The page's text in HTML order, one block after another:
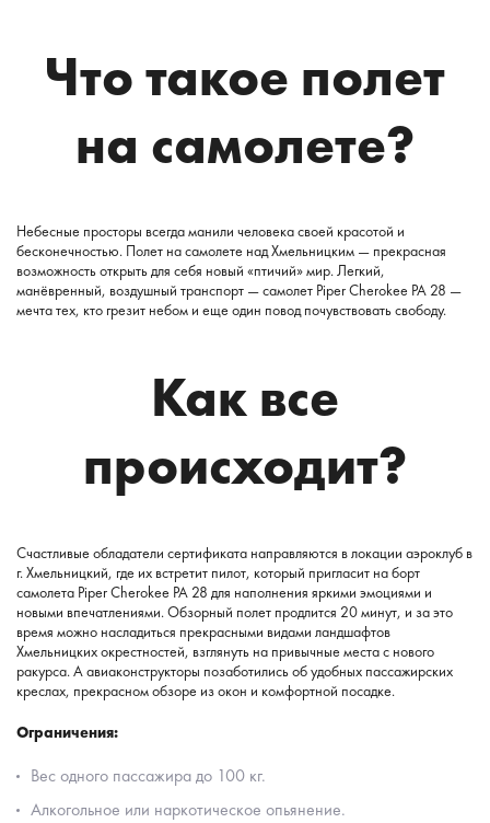
Что такое полет
на самолете?
Небесные просторы всегда манили человека своей красотой и
бесконечностью. Полет на самолете над Хмельницким — прекрасная
возможность открыть для себя новый «птичий» мир. Легкий,
манёвренный, воздушный транспорт — самолет Piper Cherokee PA 28 —
мечта тех, кто грезит небом и еще один повод почувствовать свободу.
Как все
происходит?
Счастливые обладатели сертификата направляются в локации аэроклуб в
г. Хмельницкий, где их встретит пилот, который пригласит на борт
самолета Piper Cherokee PA 28 для наполнения яркими эмоциями и
новыми впечатлениями. Обзорный полет продлится 20 минут, и за это
время можно насладиться прекрасными видами ландшафтов
Хмельницких окрестностей, взглянуть на привычные места с нового
ракурса. А авиаконструкторы позаботились об удобных пассажирских
креслах, прекрасном обзоре из окон и комфортной посадке.
Ограничения:
Вес одного пассажира до 100 кг.
Алкогольное или наркотическое опьянение.